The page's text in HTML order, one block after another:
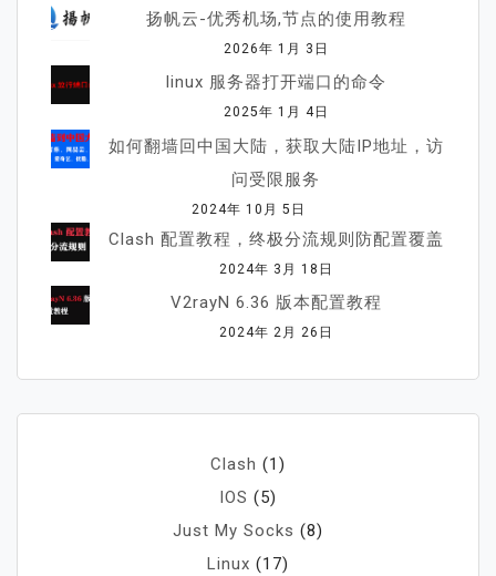
扬帆云-优秀机场,节点的使用教程
2026年 1月 3日
linux 服务器打开端口的命令
2025年 1月 4日
如何翻墙回中国大陆，获取大陆IP地址，访
问受限服务
2024年 10月 5日
Clash 配置教程，终极分流规则防配置覆盖
2024年 3月 18日
V2rayN 6.36 版本配置教程
2024年 2月 26日
Clash (1)
IOS (5)
Just My Socks (8)
Linux (17)